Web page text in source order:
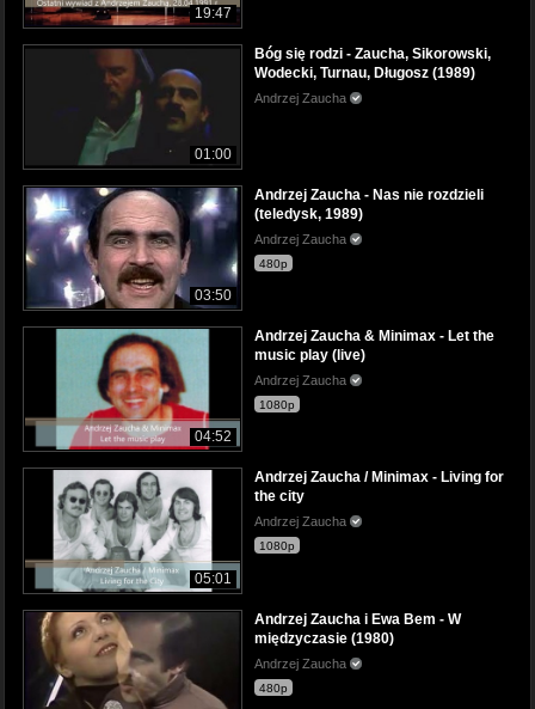
19:47
01:00
Bóg się rodzi - Zaucha, Sikorowski,
Wodecki, Turnau, Długosz (1989)
Andrzej Zaucha
03:50
Andrzej Zaucha - Nas nie rozdzieli
(teledysk, 1989)
Andrzej Zaucha
480p
04:52
Andrzej Zaucha & Minimax - Let the
music play (live)
Andrzej Zaucha
1080p
05:01
Andrzej Zaucha / Minimax - Living for
the city
Andrzej Zaucha
1080p
Andrzej Zaucha i Ewa Bem - W
międzyczasie (1980)
Andrzej Zaucha
480p